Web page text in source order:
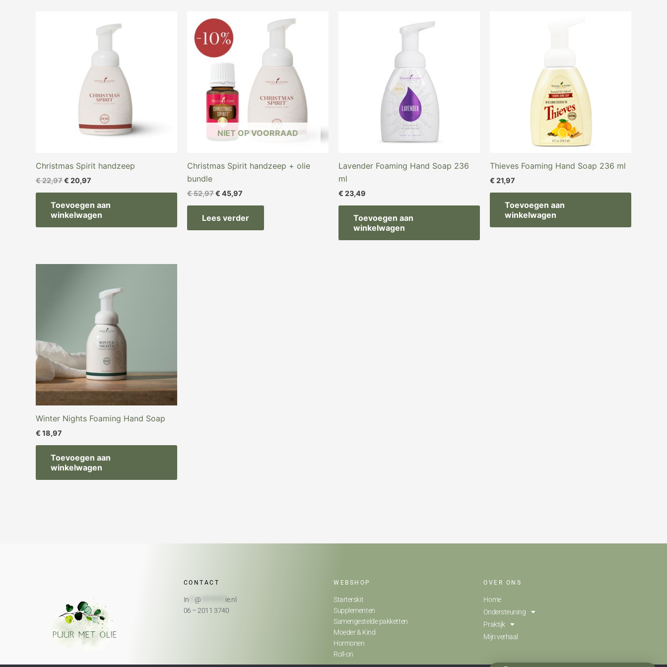
Christmas Spirit handzeep
€22,97€ 20,97
prijs
Toevoegen aan
winkelwagen
NIET OP VOORRAAD
Christmas Spirit handzeep + olie
bundle
€52,97
prijs
was:
€ 52,97.
€ 45,97
Lees verder
Lavender Foaming Hand Soap 236
ml
€ 23,49
Toevoegen aan
winkelwagen
Thieves Foaming Hand Soap 236 ml
€ 21,97
Toevoegen aan
winkelwagen
Winter Nights Foaming Hand Soap
€ 18,97
Toevoegen aan
winkelwagen
CONTACT
In @
ie.nl
06 – 2011 3740
WEBSHOP
Starterskit
Supplementen
Samengestelde pakketten
Moeder & Kind
Hormonen
Roll-on
OVER ONS
Home
Ondersteuning
Praktijk
Mijn verhaal